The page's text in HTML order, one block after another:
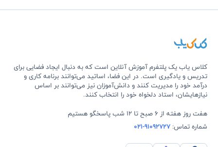
کلاس یاب یک پلتفرم آموزش آنلاین است که به دنبال ایجاد فضایی برای
تدریس و یادگیری است. در این فضا، اساتید می‌توانند برنامه کاری و
درآمد خود را مدیریت کنند و دانش‌آموزان نیز می‌توانند بر اساس
نیازهایشان، استاد دلخواه خود را انتخاب کنند.
هفت روز هفته از 6 صبح تا 12 شب پاسخگو هستیم
شماره تماس:021-91092727